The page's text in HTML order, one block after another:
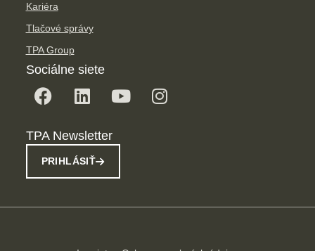
Kariéra
Tlačové správy
TPA Group
Sociálne siete
TPA Newsletter
PRIHLÁSIŤ